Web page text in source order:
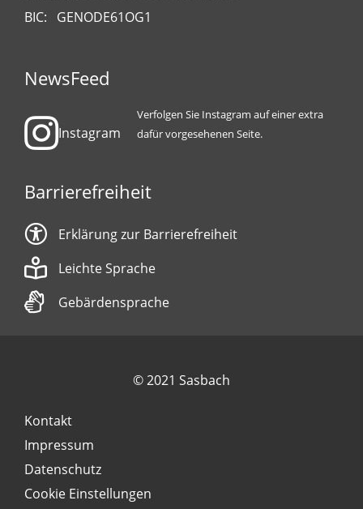
BIC: GENODE61OG1
NewsFeed
Instagram
Verfolgen Sie Instagram auf einer extra
dafür vorgesehenen Seite.
Barrierefreiheit
Erklärung zur Barrierefreiheit
Leichte Sprache
Gebärdensprache
© 2021 Sasbach
Kontakt
Impressum
Datenschutz
Cookie Einstellungen